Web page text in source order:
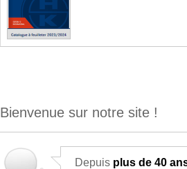
Bienvenue sur notre site !
Depuis plus de 40